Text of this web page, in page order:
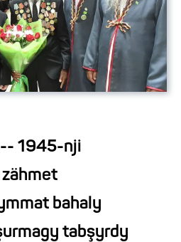
1945-nji
bahaly
tabşyrdy